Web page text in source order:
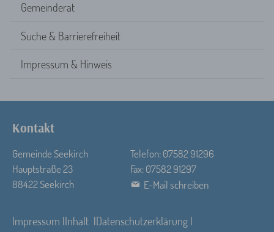
Gemeinderat
Suche & Barrierefreiheit
Impressum & Hinweis
Kontakt
Gemeinde Seekirch
Telefon: 07582 91296
Hauptstraße 23
Fax: 07582 91297
88422 Seekirch
E-Mail schreiben
Impressum Inhalt Datenschutzerklärung